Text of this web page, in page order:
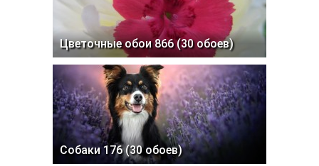
Цветочные обои 866 (30 обоев)
Собаки 176 (30 обоев)